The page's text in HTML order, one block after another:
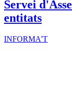
Servei
entitats
INFORMA'T